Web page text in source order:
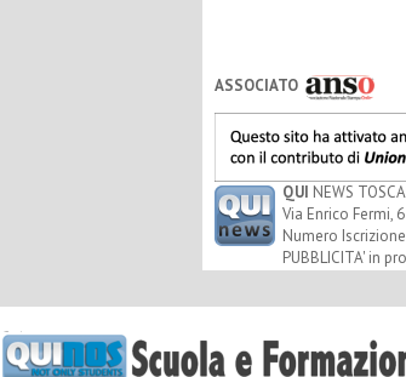
ASSOCIATO
QUI NEWS
Via Enrico Fermi,
Numero Iscrizione
PUBBLICITA' in